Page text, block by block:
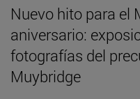
Nuevo hito para el
aniversario:
fotografías del
Muybridge